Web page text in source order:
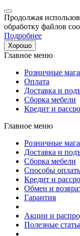
Продолжая
обработку файлов
Подробнее
Хорошо
Главное меню
Розничные
Оплата
Доставка и
Сборка мебели
Кредит и
Главное меню
Розничные
Доставка и
Сборка мебели
Способы
Кредит и
Обмен и
Гарантия
Акции и
Полезные